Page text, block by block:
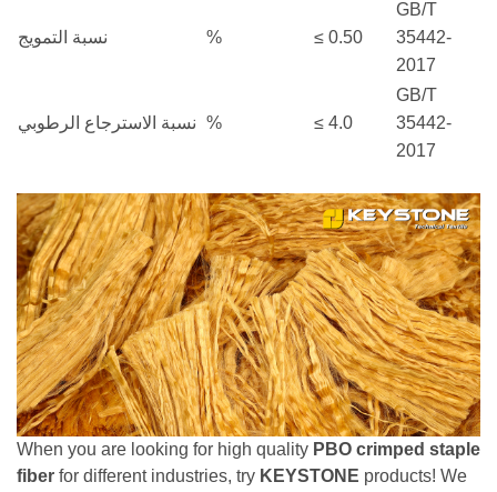
نسبة التمويج % ≤ 0.50
GB/T
35442-
2017
نسبة الاسترجاع الرطوبي % ≤ 4.0
GB/T
35442-
2017
When you are looking for high quality PBO crimped staple
fiber for different industries, try KEYSTONE products! We